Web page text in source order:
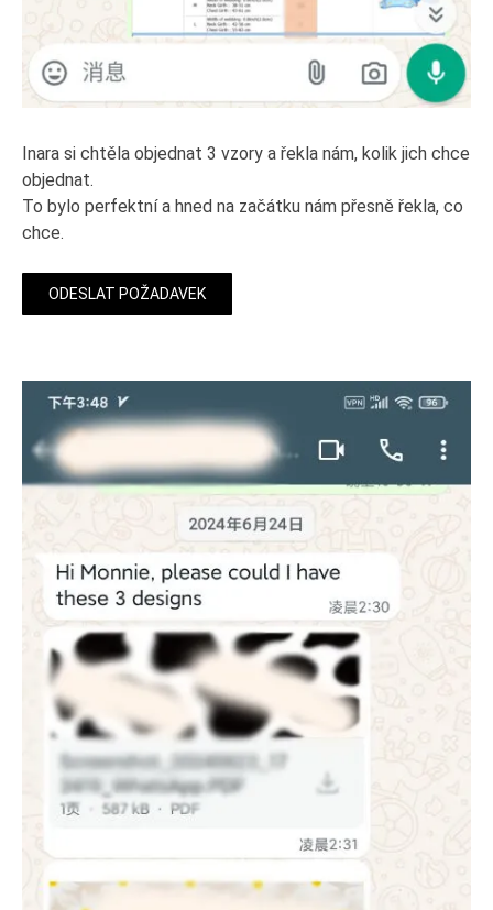
Inara si chtěla objednat 3 vzory a řekla nám, kolik jich chce
objednat.
To bylo perfektní a hned na začátku nám přesně řekla, co
chce.
ODESLAT POŽADAVEK